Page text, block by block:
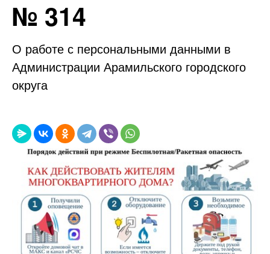
№ 314
О работе с персональными данными в
Администрации Арамильского городского
округа